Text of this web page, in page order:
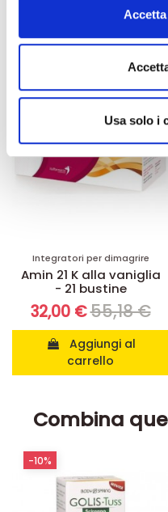
dalla Dichiarazione sui
Utilizziamo i cookie per
analizzare il nostro
informazioni sul modo in
nostri partner che si
pubblicità e social media,
con altre informazioni
Usa solo i
Integratori per dimagrire
Amin 21 K alla vaniglia
- 21 bustine
32,00 €55,18 €
carrello
-42%
Combina
-10%